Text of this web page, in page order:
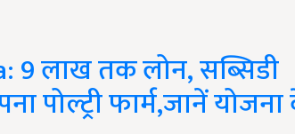
9 लाख तक लोन, सब्सिडी
फार्म,जानें